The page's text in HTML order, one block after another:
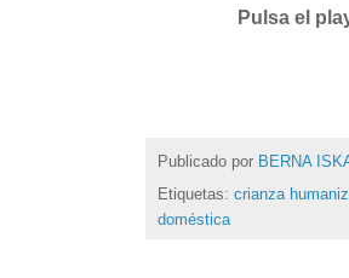
Pulsa el
Publicado por BERNA
Etiquetas: crianza
doméstica